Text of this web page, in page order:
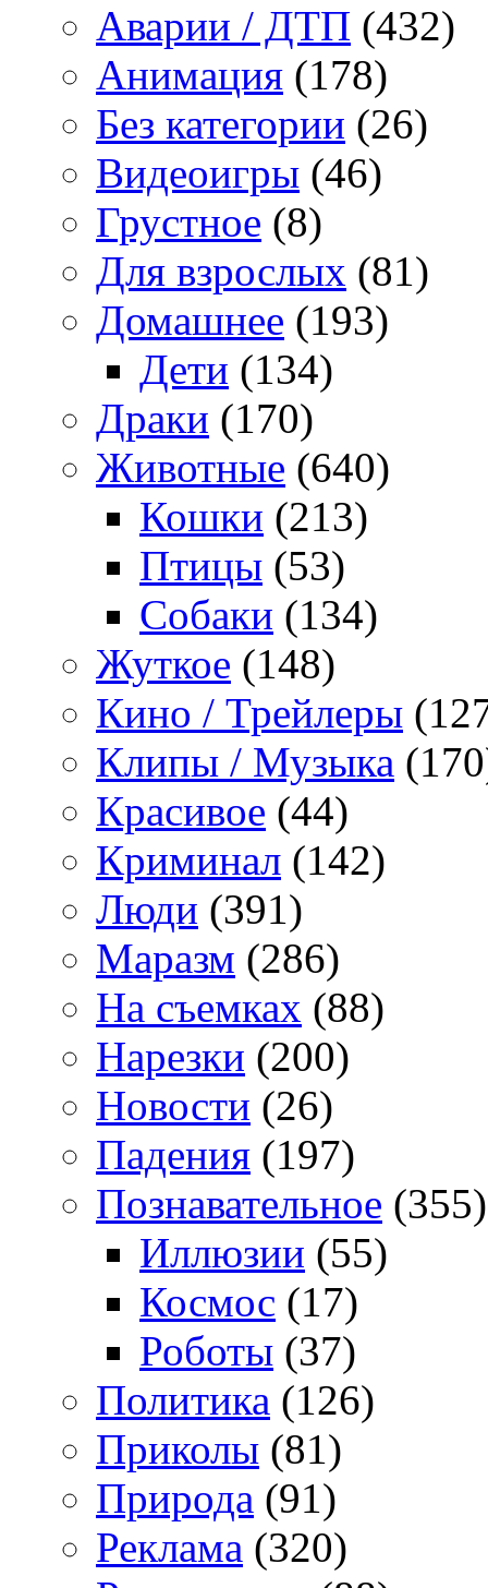
Аварии / ДТП (432)
Анимация (178)
Без категории (26)
Видеоигры (46)
Грустное (8)
Для взрослых (81)
Домашнее (193)
Дети (134)
Драки (170)
Животные (640)
Кошки (213)
Птицы (53)
Собаки (134)
Жуткое (148)
Кино / Трейлеры
Клипы / Музыка
Красивое (44)
Криминал (142)
Люди (391)
Маразм (286)
На съемках (88)
Нарезки (200)
Новости (26)
Падения (197)
Познавательное (355)
Иллюзии (55)
Космос (17)
Роботы (37)
Политика (126)
Приколы (81)
Природа (91)
Реклама (320)